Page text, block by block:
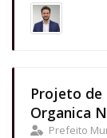
Projeto de
Organica
Prefeito